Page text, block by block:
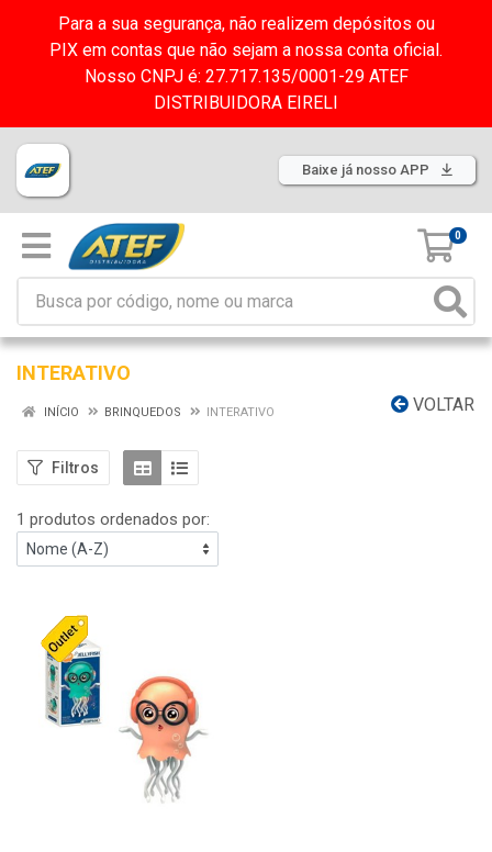
Para a sua segurança, não realizem depósitos ou
PIX em contas que não sejam a nossa conta oficial.
Nosso CNPJ é: 27.717.135/0001-29 ATEF
DISTRIBUIDORA EIRELI
Baixe já nosso APP
0
INTERATIVO
VOLTAR
INÍCIO BRINQUEDOS INTERATIVO
Filtros
1 produtos ordenados por: